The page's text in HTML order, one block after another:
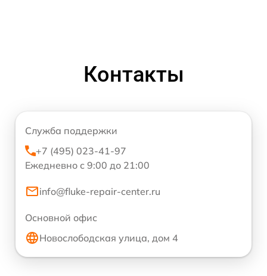
Контакты
Служба поддержки
+7 (495) 023-41-97
Ежедневно с 9:00 до 21:00
info@fluke-repair-center.ru
Основной офис
Новослободская улица, дом 4